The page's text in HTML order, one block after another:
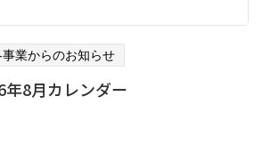
業からのお知らせ
年8月カレンダー